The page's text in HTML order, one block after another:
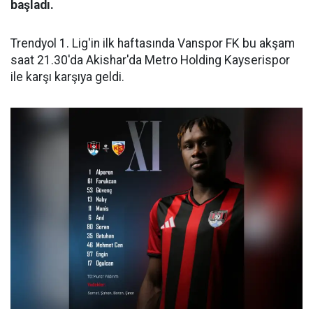
başladı.
Trendyol 1. Lig'in ilk haftasında Vanspor FK bu akşam
saat 21.30'da Akishar'da Metro Holding Kayserispor
ile karşı karşıya geldi.